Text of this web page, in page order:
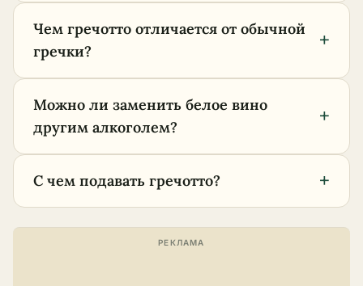
Чем гречотто отличается от обычной
гречки?
+
Можно ли заменить белое вино
другим алкоголем?
+
С чем подавать гречотто? +